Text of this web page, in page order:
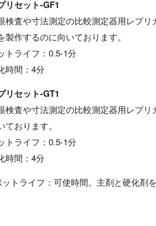
リセット-GF1
検査や寸法測定の比較測定器用レプ
製作するのに向いております。
トライフ：0.5-1分
時間：4分
リセット-GT1
検査や寸法測定の比較測定器用レプ
ております。
トライフ：0.5-1分
時間：4分
トライフ：可使時間。主剤と硬化剤